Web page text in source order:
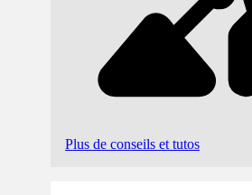
Plus de conseils et tutos